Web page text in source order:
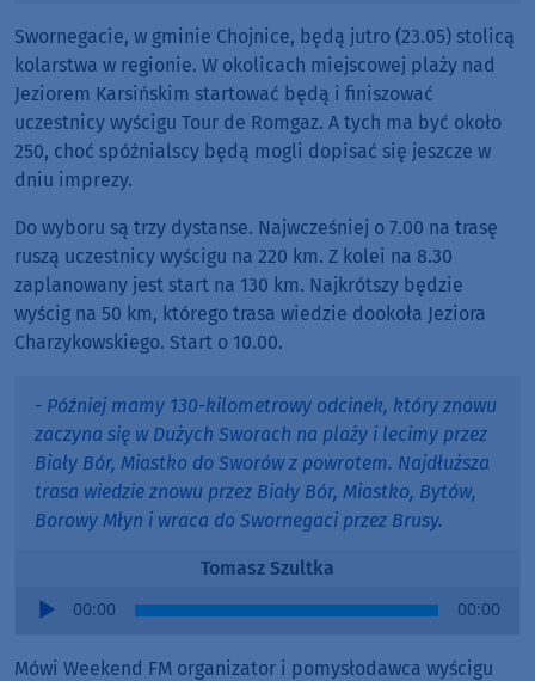
Swornegacie, w gminie Chojnice, będą jutro (23.05) stolicą
kolarstwa w regionie. W okolicach miejscowej plaży nad
Jeziorem Karsińskim startować będą i finiszować
uczestnicy wyścigu Tour de Romgaz. A tych ma być około
250, choć spóźnialscy będą mogli dopisać się jeszcze w
dniu imprezy.
Do wyboru są trzy dystanse. Najwcześniej o 7.00 na trasę
ruszą uczestnicy wyścigu na 220 km. Z kolei na 8.30
zaplanowany jest start na 130 km. Najkrótszy będzie
wyścig na 50 km, którego trasa wiedzie dookoła Jeziora
Charzykowskiego. Start o 10.00.
- Później mamy 130-kilometrowy odcinek, który znowu
zaczyna się w Dużych Sworach na plaży i lecimy przez
Biały Bór, Miastko do Sworów z powrotem. Najdłuższa
trasa wiedzie znowu przez Biały Bór, Miastko, Bytów,
Borowy Młyn i wraca do Swornegaci przez Brusy.
Tomasz Szultka
Audio
00:00 00:00
Mówi Weekend FM organizator i pomysłodawca wyścigu